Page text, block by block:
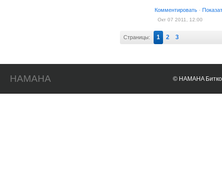
Комментировать ·
Окт 07 2011, 12:00
Страницы: 1 2 3
HAMAHA © HAMAHA